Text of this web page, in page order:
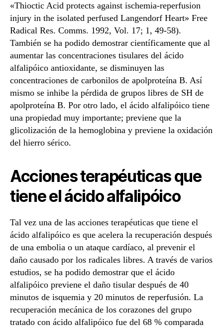
«Thioctic Acid protects against ischemia-reperfusion
injury in the isolated perfused Langendorf Heart» Free
Radical Res. Comms. 1992, Vol. 17; 1, 49-58).
También se ha podido demostrar científicamente que al
aumentar las concentraciones tisulares del ácido
alfalipóico antioxidante, se disminuyen las
concentraciones de carbonilos de apolproteína B. Así
mismo se inhibe la pérdida de grupos libres de SH de
apolproteína B. Por otro lado, el ácido alfalipóico tiene
una propiedad muy importante; previene que la
glicolización de la hemoglobina y previene la oxidación
del hierro sérico.
Acciones terapéuticas que
tiene el ácido alfalipóico
Tal vez una de las acciones terapéuticas que tiene el
ácido alfalipóico es que acelera la recuperación después
de una embolia o un ataque cardíaco, al prevenir el
daño causado por los radicales libres. A través de varios
estudios, se ha podido demostrar que el ácido
alfalipóico previene el daño tisular después de 40
minutos de isquemia y 20 minutos de reperfusión. La
recuperación mecánica de los corazones del grupo
tratado con ácido alfalipóico fue del 68 % comparada